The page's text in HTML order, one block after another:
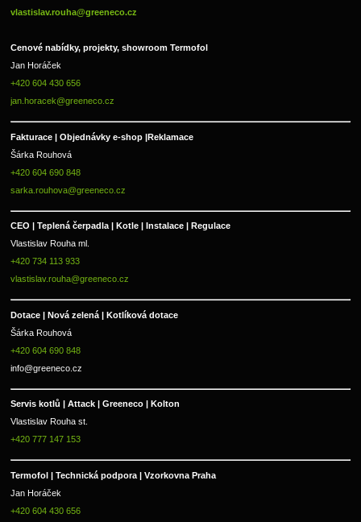
vlastislav.rouha@greeneco.cz
Cenové nabídky, projekty, showroom Termofol
Jan Horáček
+420 604 430 656
jan.horacek@greeneco.cz
Fakturace | Objednávky e-shop |Reklamace
Šárka Rouhová
+420 604 690 848
sarka.rouhova@greeneco.cz
CEO | Teplená čerpadla | Kotle | Instalace | Regulace
Vlastislav Rouha ml.
+420 734 113 933
vlastislav.rouha@greeneco.cz
Dotace | Nová zelená | Kotlíková dotace
Šárka Rouhová
+420 604 690 848
info@greeneco.cz
Servis kotlů | Attack | Greeneco | Kolton
Vlastislav Rouha st.
+420 777 147 153
Termofol | Technická podpora | Vzorkovna Praha
Jan Horáček
+420 604 430 656